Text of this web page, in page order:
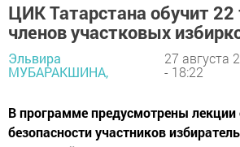
ЦИК Татарстана обучит
членов участковых
Эльвира
МУБАРАКШИНА,
27 августа
- 18:22
В программе предусмотрены лекции
безопасности участников